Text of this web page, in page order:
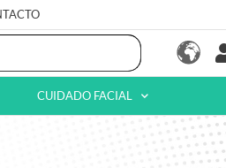
CUIDADO FACIAL